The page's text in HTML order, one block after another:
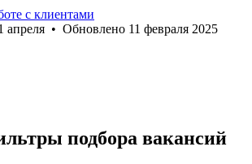
с клиентами
апреля • Обновлено 11 февраля 2025
подбора вакансий